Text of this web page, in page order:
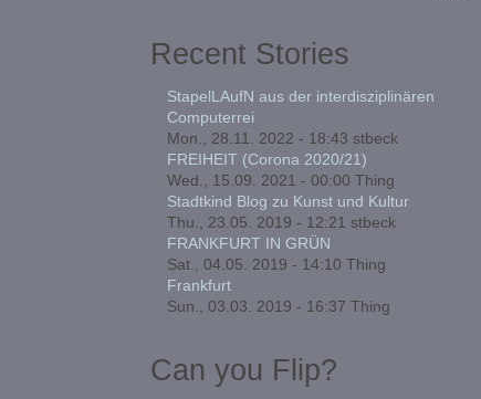
Recent Stories
StapelLAufN aus der interdisziplinären
Computerrei
Mon., 28.11. 2022 - 18:43 stbeck
FREIHEIT (Corona 2020/21)
Wed., 15.09. 2021 - 00:00 Thing
Stadtkind Blog zu Kunst und Kultur
Thu., 23.05. 2019 - 12:21 stbeck
FRANKFURT IN GRÜN
Sat., 04.05. 2019 - 14:10 Thing
Frankfurt
Sun., 03.03. 2019 - 16:37 Thing
Can you Flip?